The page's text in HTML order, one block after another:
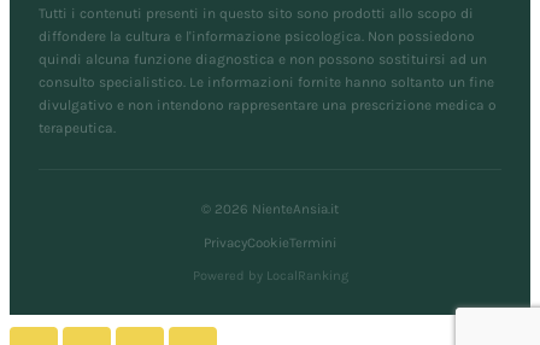
Tutti i contenuti presenti in questo sito sono prodotti allo scopo di
diffondere la cultura e l'informazione psicologica. Non possiedono
quindi alcuna funzione diagnostica e non possono sostituirsi ad un
consulto specialistico. Le informazioni fornite hanno soltanto un fine
divulgativo e non intendono rappresentare una prescrizione medica o
terapeutica.
© 2026 NienteAnsia.it
PrivacyCookieTermini
Powered by LocalRanking